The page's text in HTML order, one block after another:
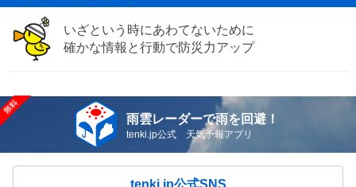
いざという時にあわてないために
確かな情報と行動で防災力アップ
雨雲レーダーで雨を回避！
tenki.jp公式 天気予報アプリ
tenki.jp公式SNS